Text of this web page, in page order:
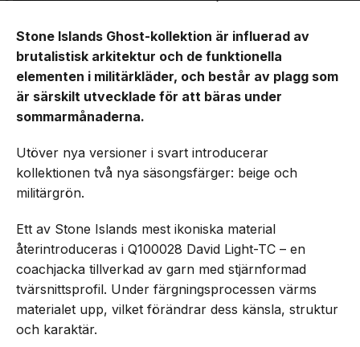
Stone Islands Ghost-kollektion är influerad av
brutalistisk arkitektur och de funktionella
elementen i militärkläder, och består av plagg som
är särskilt utvecklade för att bäras under
sommarmånaderna.
Utöver nya versioner i svart introducerar
kollektionen två nya säsongsfärger: beige och
militärgrön.
Ett av Stone Islands mest ikoniska material
återintroduceras i Q100028 David Light-TC – en
coachjacka tillverkad av garn med stjärnformad
tvärsnittsprofil. Under färgningsprocessen värms
materialet upp, vilket förändrar dess känsla, struktur
och karaktär.